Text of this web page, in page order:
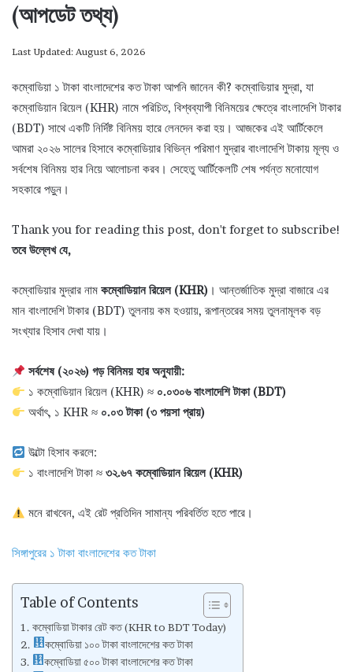
(আপডেট তথ্য)
Last Updated: August 6, 2026
কম্বোডিয়া ১ টাকা বাংলাদেশের কত টাকা আপনি জানেন কী? কম্বোডিয়ার মুদ্রা, যা
কম্বোডিয়ান রিয়েল (KHR) নামে পরিচিত, বিশ্বব্যাপী বিনিময়ের ক্ষেত্রে বাংলাদেশি টাকার
(BDT) সাথে একটি নির্দিষ্ট বিনিময় হারে লেনদেন করা হয়। আজকের এই আর্টিকেলে
আমরা ২০২৬ সালের হিসাবে কম্বোডিয়ার বিভিন্ন পরিমাণ মুদ্রার বাংলাদেশি টাকায় মূল্য ও
সর্বশেষ বিনিময় হার নিয়ে আলোচনা করব। সেহেতু আর্টিকেলটি শেষ পর্যন্ত মনোযোগ
সহকারে পড়ুন।
Thank you for reading this post, don't forget to subscribe!
তবে উল্লেখ যে,
কম্বোডিয়ার মুদ্রার নাম কম্বোডিয়ান রিয়েল (KHR) । আন্তর্জাতিক মুদ্রা বাজারে এর
মান বাংলাদেশি টাকার (BDT) তুলনায় কম হওয়ায়, রূপান্তরের সময় তুলনামূলক বড়
সংখ্যার হিসাব দেখা যায়।
সর্বশেষ (২০২৬) গড় বিনিময় হার অনুযায়ী:
১ কম্বোডিয়ান রিয়েল (KHR) ≈ ০.০৩০৬ বাংলাদেশি টাকা (BDT)
অর্থাৎ, ১ KHR ≈ ০.০৩ টাকা (৩ পয়সা প্রায়)
উল্টো হিসাব করলে:
১ বাংলাদেশি টাকা ≈৩২.৬৭ কম্বোডিয়ান রিয়েল (KHR)
মনে রাখবেন, এই রেট প্রতিদিন সামান্য পরিবর্তিত হতে পারে।
সিঙ্গাপুরের ১ টাকা বাংলাদেশের কত টাকা
Table of Contents
কম্বোডিয়া টাকার রেট কত (KHR to BDT Today)
কম্বোডিয়া ১০০ টাকা বাংলাদেশের কত টাকা
কম্বোডিয়া ৫০০ টাকা বাংলাদেশের কত টাকা